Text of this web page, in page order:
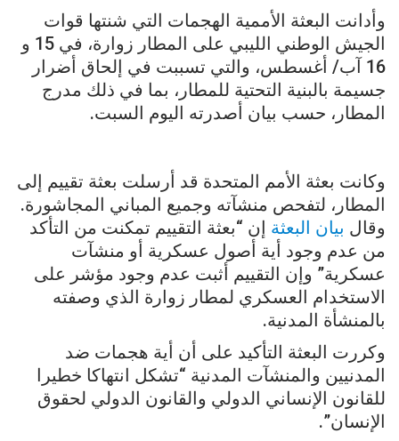
وأدانت البعثة الأممية الهجمات التي شنتها قوات
الجيش الوطني الليبي على المطار زوارة، في 15 و
16 آب/ أغسطس، والتي تسببت في إلحاق أضرار
جسيمة بالبنية التحتية للمطار، بما في ذلك مدرج
المطار، حسب بيان أصدرته اليوم السبت.
وكانت بعثة الأمم المتحدة قد أرسلت بعثة تقييم إلى
المطار، لتفحص منشآته وجميع المباني المجاشورة.
وقال بيان البعثة إن “بعثة التقييم تمكنت من التأكد
من عدم وجود أية أصول عسكرية أو منشآت
عسكرية” وإن التقييم أثبت عدم وجود مؤشر على
الاستخدام العسكري لمطار زوارة الذي وصفته
بالمنشأة المدنية.
وكررت البعثة التأكيد على أن أية هجمات ضد
المدنيين والمنشآت المدنية “تشكل انتهاكا خطيرا
للقانون الإنساني الدولي والقانون الدولي لحقوق
الإنسان”.